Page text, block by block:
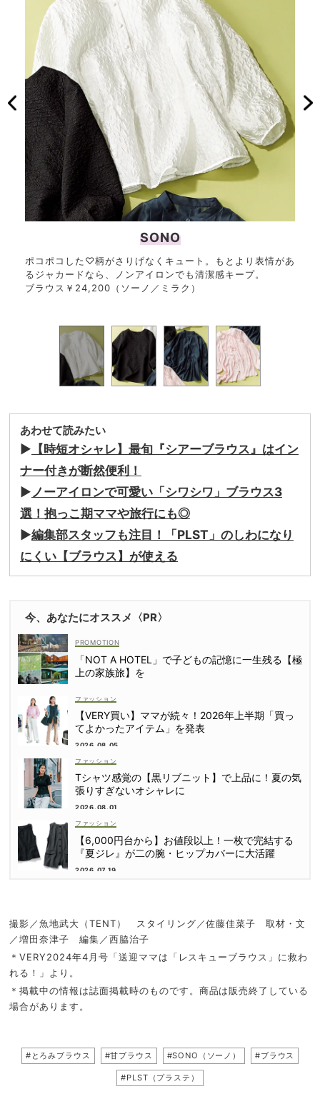
SONO
ポコポコした♡柄がさりげなくキュート。もとより表情があ
るジャカードなら、ノンアイロンでも清潔感キープ。
ブラウス￥24,200（ソーノ／ミラク）
あわせて読みたい
▶︎ 【時短オシャレ】最旬『シアーブラウス』はイン
ナー付きが断然便利！
▶︎ ノーアイロンで可愛い「シワシワ」ブラウス3
選！抱っこ期ママや旅行にも◎
▶︎編集部スタッフも注目！「PLST」のしわになり
にくい【ブラウス】が使える
今、あなたにオススメ〈PR〉
「NOT A HOTEL」で子どもの記憶に一生残る【極
上の家族旅】を
ファッション
【VERY買い】ママが続々！2026年上半期「買っ
てよかったアイテム」を発表
2026.08.05
ファッション
Tシャツ感覚の【黒リブニット】で上品に！夏の気
張りすぎないオシャレに
2026.08.01
ファッション
【6,000円台から】お値段以上！一枚で完結する
『夏ジレ』が二の腕・ヒップカバーに大活躍
2026.07.19
撮影／魚地武大（TENT） スタイリング／佐藤佳菜子 取材・文
／増田奈津子 編集／西脇治子
＊VERY2024年4月号「送迎ママは「レスキューブラウス」に救わ
れる！」より。
＊掲載中の情報は誌面掲載時のものです。商品は販売終了している
場合があります。
#とろみブラウス #甘ブラウス #SONO（ソーノ） #ブラウス
#PLST（プラステ）